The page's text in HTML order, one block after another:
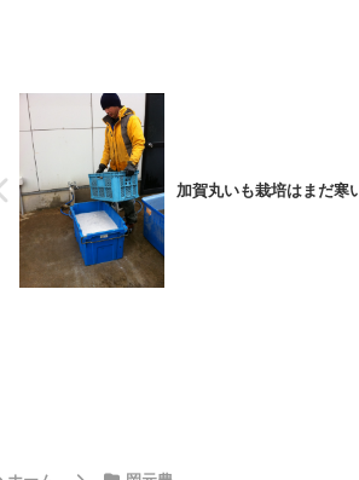
加賀丸いも栽培はまだ寒